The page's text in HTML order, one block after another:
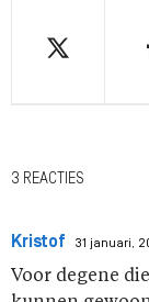
3 REACTIES
Kristof 31 januari,
Voor degene